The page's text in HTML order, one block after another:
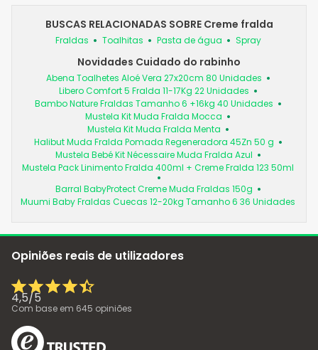
BUSCAS RELACIONADAS SOBRE Creme fralda
Fraldas Toalhitas Pasta de água Spray
Novidades Cuidado do rabinho
Abena Toalhetes Aloé Vera 27x20cm 80 Unidades
Libero Comfort 5 Fralda 11-17Kg 22 Unidades
Bambo Nature Fraldas Tamanho 6 +16kg 40 Unidades
Mustela Kit Muda Fralda Mocca
Mustela Kit Muda Fralda Menta
Halibut Muda Fralda Pomada Regeneradora 45Zn 50 g
Mustela Bebé Kit Nécessaire Muda Fralda Azul
Mustela Pack Linimento Fralda 400ml + Creme Fralda 123 50ml
Barral BabyProtect Creme Muda Fraldas 150g
Muumi Baby Fraldas Cuecas 12-20kg Tamanho 6 36 Unidades
Opiniões reais de utilizadores
4,5/5
Com base em 645 opiniões